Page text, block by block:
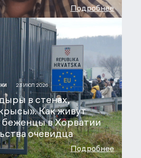
Подробнее
23 ИЮЛ 2026
в стенах,
Как живут
беженцы в Хорватии
очевидца
Подробнее